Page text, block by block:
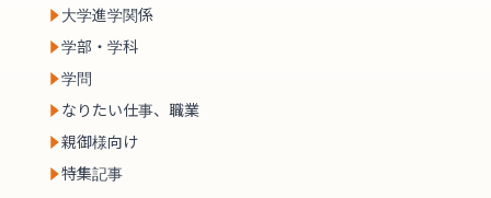
大学進学関係
学部・学科
学問
なりたい仕事、職業
親御様向け
特集記事